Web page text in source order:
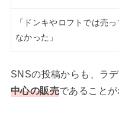
「ドンキやロフトでは売っ
なかった」
SNSの投稿からも、ラ
中心の販売であることが